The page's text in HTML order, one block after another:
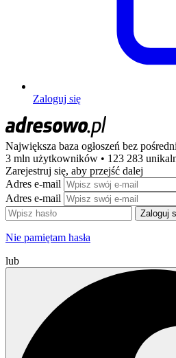
Zaloguj się
Największa baza ogłoszeń bez
3 mln użytkowników • 123 283
Zarejestruj się, aby przejść dalej
Adres e-mail
Adres e-mail
Zaloguj
Nie pamiętam hasła
lub